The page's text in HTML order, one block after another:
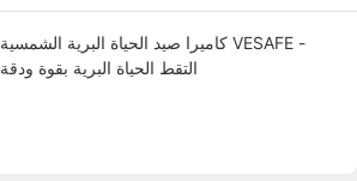
كاميرا صيد الحياة البرية الشمسية VESAFE -
التقط الحياة البرية بقوة ودقة